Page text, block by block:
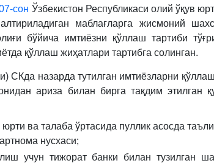
сон Ўзбекистон Республикаси олий ўқув
маблағларга жисмоний
бўйича имтиёзни қўллаш тартиби
қўллаш жиҳатлари тартибга солинган.
СКда назарда тутилган имтиёзларни
ариза билан бирга тақдим этилган
юрти ва талаба ўртасида пуллик асосда
нусхаси;
учун тижорат банки билан тузилган